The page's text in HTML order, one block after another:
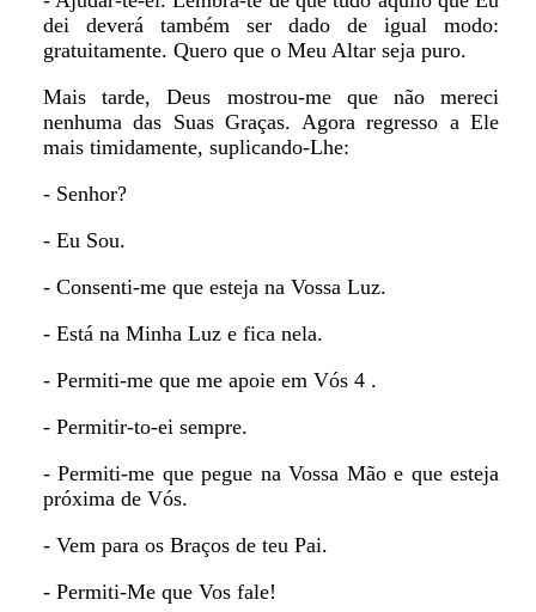
dei deverá também ser dado de igual modo:
gratuitamente. Quero que o Meu Altar seja puro.
Mais tarde, Deus mostrou-me que não mereci
nenhuma das Suas Graças. Agora regresso a Ele
mais timidamente, suplicando-Lhe:
- Senhor?
- Eu Sou.
- Consenti-me que esteja na Vossa Luz.
- Está na Minha Luz e fica nela.
- Permiti-me que me apoie em Vós 4 .
- Permitir-to-ei sempre.
- Permiti-me que pegue na Vossa Mão e que esteja
próxima de Vós.
- Vem para os Braços de teu Pai.
- Permiti-Me que Vos fale!